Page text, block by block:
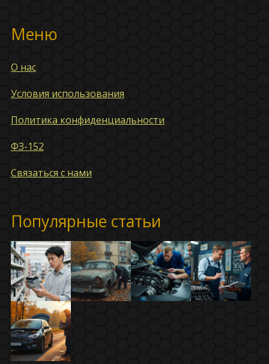
Меню
О нас
Условия использования
Политика конфиденциальности
ФЗ-152
Связаться с нами
Популярные статьи